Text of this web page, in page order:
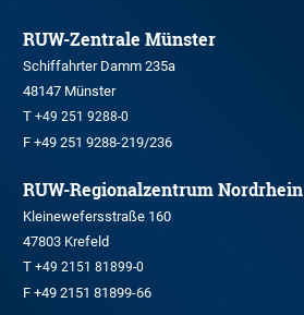
RUW-Zentrale Münster
Schiffahrter Damm 235a
48147 Münster
T +49 251 9288-0
F +49 251 9288-219/236
RUW-Regionalzentrum Nordrhein
Kleinewefersstraße 160
47803 Krefeld
T +49 2151 81899-0
F +49 2151 81899-66